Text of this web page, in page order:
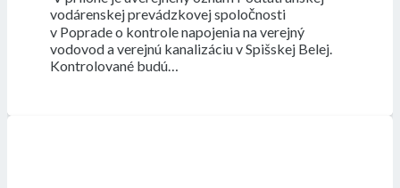
vodárenskej prevádzkovej spoločnosti
v Poprade o kontrole napojenia na verejný
vodovod a verejnú kanalizáciu v Spišskej Belej.
Kontrolované budú…